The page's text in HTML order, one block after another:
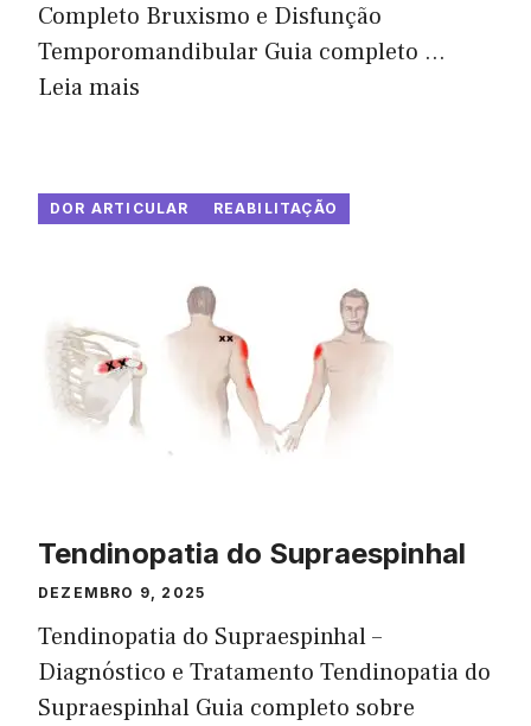
Completo Bruxismo e Disfunção
Temporomandibular Guia completo ...
Leia mais
DOR ARTICULAR REABILITAÇÃO
Tendinopatia do Supraespinhal
DEZEMBRO 9, 2025
Tendinopatia do Supraespinhal –
Diagnóstico e Tratamento Tendinopatia do
Supraespinhal Guia completo sobre